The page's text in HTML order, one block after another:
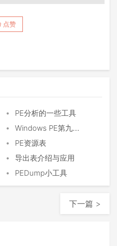
点赞
• PE分析的一些工具
• Windows PE第九章 线程局部存储(TLS表)
• PE资源表
• 导出表介绍与应用
• PEDump小工具
下一篇 >